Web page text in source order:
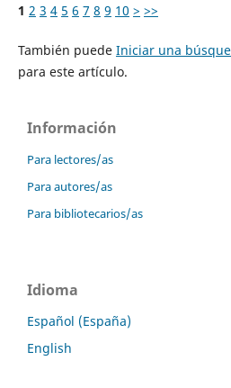
1 2 3 4 5 6 7 8 9 10 > >>
También puede Iniciar una
para este artículo.
Información
Para lectores/as
Para autores/as
Para bibliotecarios/as
Idioma
Español (España)
English